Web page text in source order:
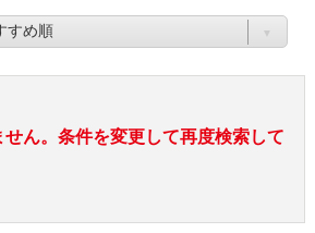
ん。条件を変更して再度検索して